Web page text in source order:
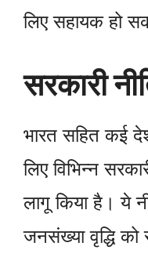
लिए सहायक हो
सरकारी
भारत सहित कई
लिए विभिन्न
लागू किया है। ये
जनसंख्या वृद्धि को